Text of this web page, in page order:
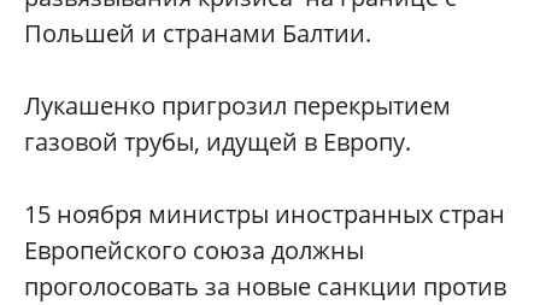
Польшей и странами Балтии.
Лукашенко пригрозил перекрытием
газовой трубы, идущей в Европу.
15 ноября министры иностранных стран
Европейского союза должны
проголосовать за новые санкции против